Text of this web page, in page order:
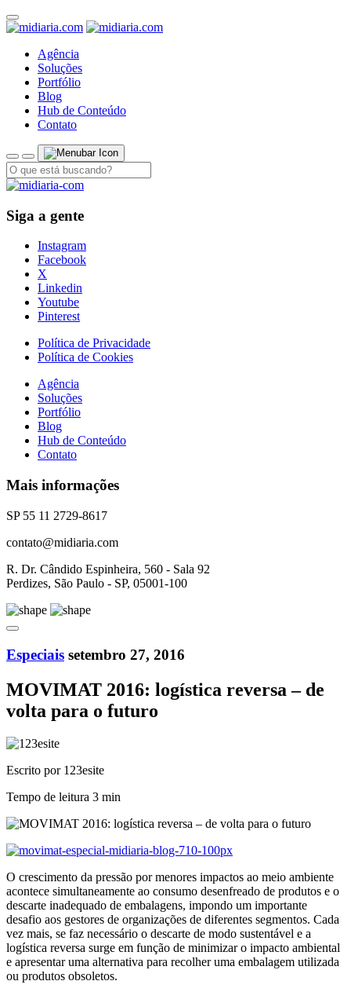
Agência
Soluções
Portfólio
Blog
Hub de Conteúdo
Contato
Siga a gente
Instagram
Facebook
X
Linkedin
Youtube
Pinterest
Política de Privacidade
Política de Cookies
Agência
Soluções
Portfólio
Blog
Hub de Conteúdo
Contato
Mais informações
SP 55 11 2729-8617
contato@midiaria.com
R. Dr. Cândido Espinheira, 560 - Sala 92
Perdizes, São Paulo - SP, 05001-100
Especiais setembro 27, 2016
MOVIMAT 2016: logística reversa – de
volta para o futuro
Escrito por 123esite
Tempo de leitura 3 min
O crescimento da pressão por menores impactos ao meio ambiente
acontece simultaneamente ao consumo desenfreado de produtos e o
descarte inadequado de embalagens, impondo um importante
desafio aos gestores de organizações de diferentes segmentos. Cada
vez mais, se faz necessário o descarte de modo sustentável e a
logística reversa surge em função de minimizar o impacto ambiental
e apresentar uma alternativa para recolher uma embalagem utilizada
ou produtos obsoletos.